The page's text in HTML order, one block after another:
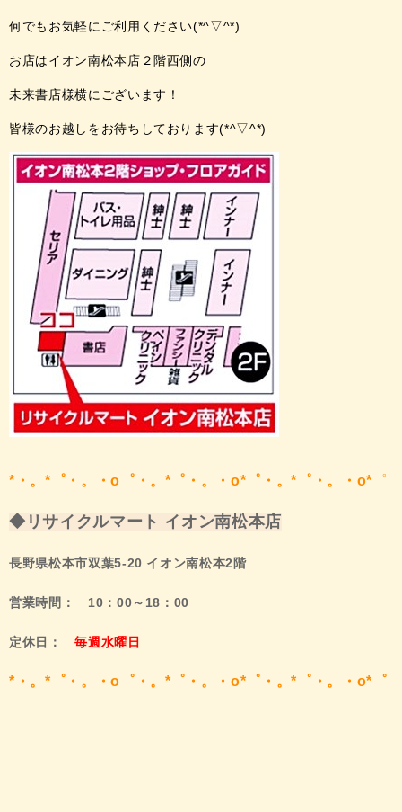
何でもお気軽にご利用ください(*^▽^*)
お店はイオン南松本店２階西側の
未来書店様横にございます！
皆様のお越しをお待ちしております(*^▽^*)
*・。*゜・。・o゜・。*゜・。・o*゜・。*゜・。・o* ゜
◆リサイクルマート イオン南松本店
長野県松本市双葉5-20 イオン南松本2階
営業時間： 10：00～18：00
定休日：毎週水曜日
*・。*゜・。・o゜・。*゜・。・o*゜・。*゜・。・o*゜